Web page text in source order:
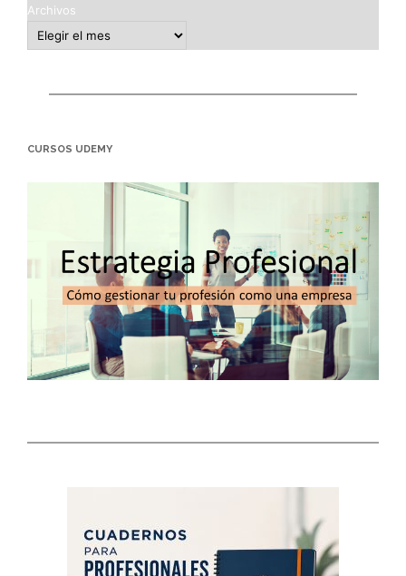
Archivos
CURSOS UDEMY